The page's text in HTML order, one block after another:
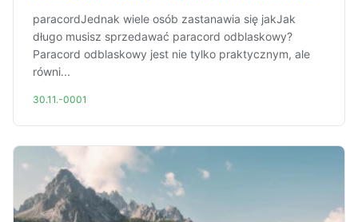
paracordJednak wiele osób zastanawia się jakJak
długo musisz sprzedawać paracord odblaskowy?
Paracord odblaskowy jest nie tylko praktycznym, ale
równi...
30.11.-0001